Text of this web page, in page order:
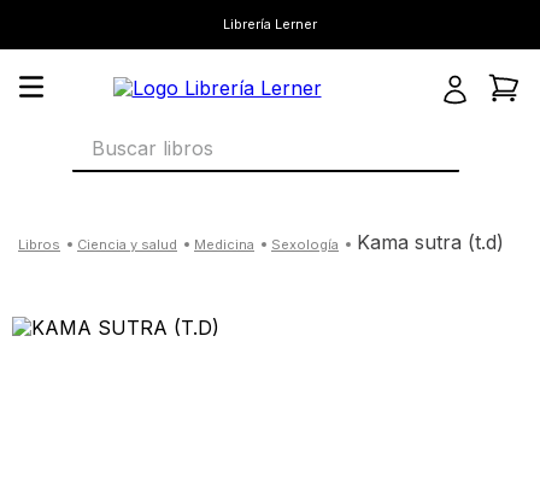
Librería Lerner
Buscar libros
ciencia y salud medicina sexología kama sutra (t.d)